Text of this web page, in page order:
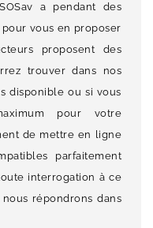
a pendant des
vous en proposer
proposent des
trouver dans nos
disponible ou si vous
pour votre
de mettre en ligne
parfaitement
interrogation à ce
nous répondrons dans